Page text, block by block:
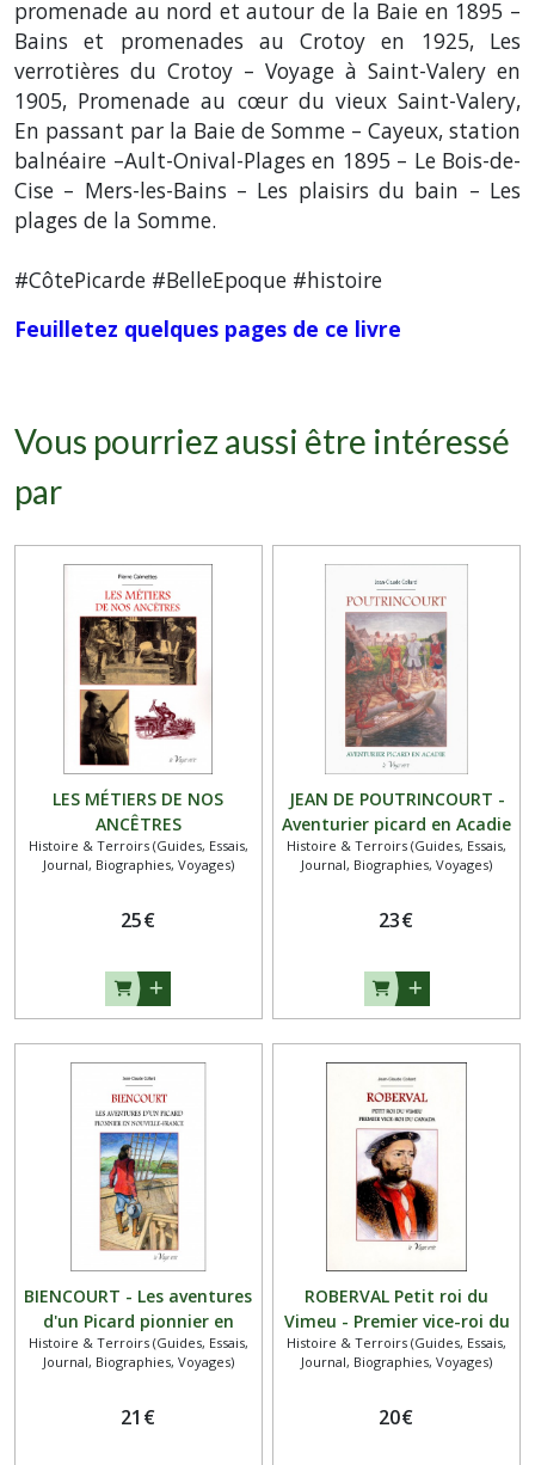
promenade au nord et autour de la Baie en 1895 –
Bains et promenades au Crotoy en 1925, Les
verrotières du Crotoy – Voyage à Saint-Valery en
1905, Promenade au cœur du vieux Saint-Valery,
En passant par la Baie de Somme – Cayeux, station
balnéaire –Ault-Onival-Plages en 1895 – Le Bois-de-
Cise – Mers-les-Bains – Les plaisirs du bain – Les
plages de la Somme.
#CôtePicarde #BelleEpoque #histoire
Feuilletez quelques pages de ce livre
Vous pourriez aussi être intéressé
par
LES MÉTIERS DE NOS
ANCÊTRES
Histoire & Terroirs (Guides, Essais,
Journal, Biographies, Voyages)
25€
JEAN DE POUTRINCOURT -
Aventurier picard en Acadie
Histoire & Terroirs (Guides, Essais,
Journal, Biographies, Voyages)
23€
BIENCOURT - Les aventures
d'un Picard pionnier en
Nouvelle-France
Histoire & Terroirs (Guides, Essais,
Journal, Biographies, Voyages)
21 €
ROBERVAL Petit roi du
Vimeu - Premier vice-roi du
Canada
Histoire & Terroirs (Guides, Essais,
Journal, Biographies, Voyages)
20€